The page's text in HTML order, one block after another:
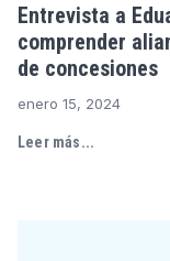
Entrevista a
comprender
de concesiones
enero 15, 2024
Leer más...